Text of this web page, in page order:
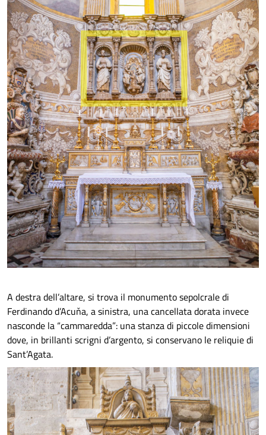
A destra dell’altare, si trova il monumento sepolcrale di
Ferdinando d’Acuňa, a sinistra, una cancellata dorata invece
nasconde la “cammaredda”: una stanza di piccole dimensioni
dove, in brillanti scrigni d’argento, si conservano le reliquie di
Sant’Agata.